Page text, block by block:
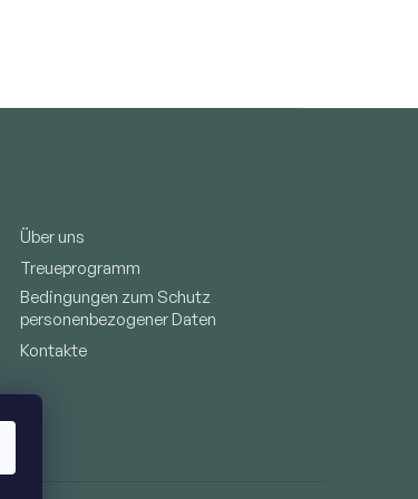
Über uns
Treueprogramm
Bedingungen zum Schutz
personenbezogener Daten
Kontakte